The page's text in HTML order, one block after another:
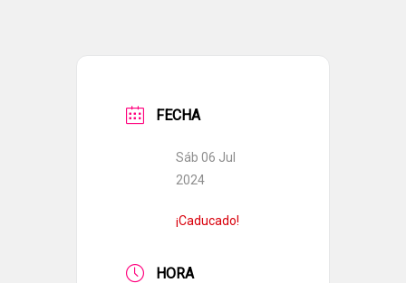
FECHA
Sáb 06 Jul
2024
¡Caducado!
HORA